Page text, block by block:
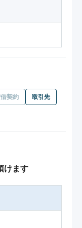
契約 取引先
けます